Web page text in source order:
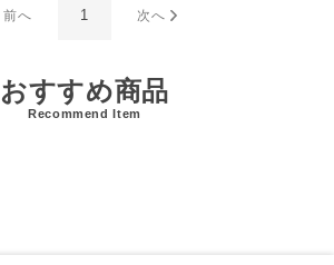
前へ 1 次へ
おすすめ商品
Recommend Item